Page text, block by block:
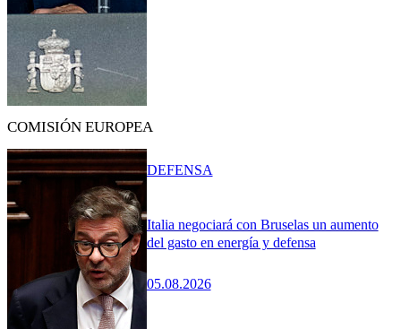
COMISIÓN EUROPEA
Italia negociará con Bruselas un aumento
del gasto en energía y defensa
05.08.2026
DEFENSA